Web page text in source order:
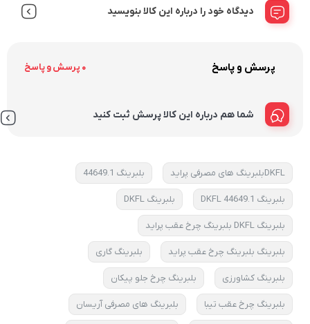
دیدگاه خود را درباره این کالا بنویسید
پرسش و پاسخ 0 پرسش و پاسخ
شما هم درباره این کالا پرسش ثبت کنید
DKFLبلبرینگ های مصرفی پراید بلبرینگ 44649.1
بلبرینگ 44649.1 DKFL بلبرینگ DKFL
بلبرینگ DKFL بلبرینگ چرخ عقب پراید
بلبرینگ بلبرینگ چرخ عقب پراید بلبرینگ گاری
بلبرینگ کشاورزی بلبرینگ چرخ جلو پیکان
بلبرینگ چرخ عقب تیبا بلبرینگ های مصرفی آریسان